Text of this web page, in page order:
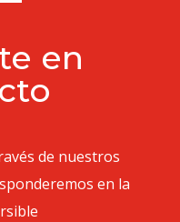
en
de nuestros
en la